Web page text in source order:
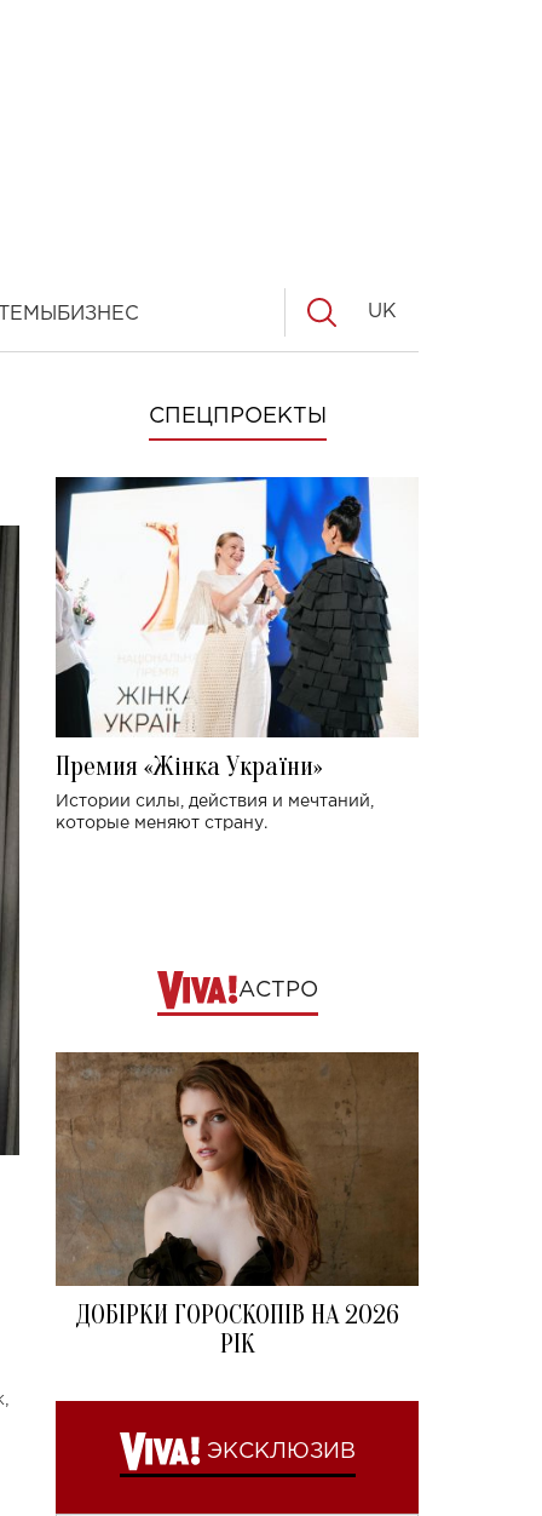
БИЗНЕС UK
СПЕЦПРОЕКТЫ
Премия «Жінка України»
Истории силы, действия и мечтаний,
которые меняют страну.
АСТРО
ДОБІРКИ ГОРОСКОПІВ НА 2026
РІК
ЭКСКЛЮЗИВ